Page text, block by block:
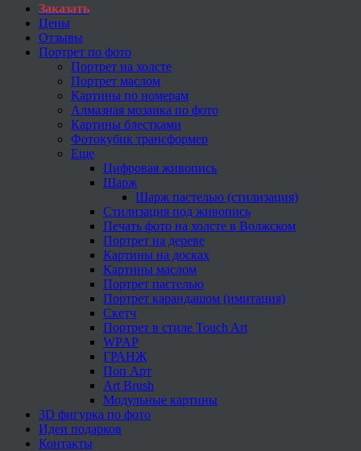
Заказать
Цены
Отзывы
Портрет по фото
Портрет на холсте
Портрет маслом
Картины по номерам
Алмазная мозаика по фото
Картины блестками
Фотокубик трансформер
Еще
Цифровая живопись
Шарж
Шарж пастелью (стилизация)
Стилизация под живопись
Печать фото на холсте в Волжском
Портрет на дереве
Картины на досках
Картины маслом
Портрет пастелью
Портрет карандашом (имитация)
Скетч
Портрет в стиле Touch Art
WPAP
ГРАНЖ
Поп Арт
Art Brush
Модульные картины
3D фигурка по фото
Идеи подарков
Контакты